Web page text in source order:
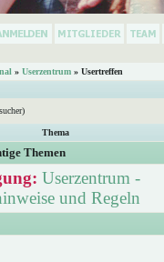
» Userzentrum » Usertreffen
Thema
Themen
Userzentrum -
und Regeln